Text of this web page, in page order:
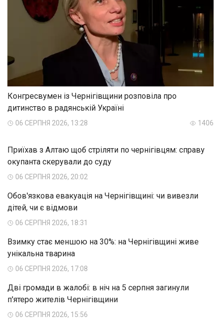
Конгресвумен із Чернігівщини розповіла про
дитинство в радянській Україні
06 СЕРПНЯ 2026, 13:28 1406
Приїхав з Алтаю щоб стріляти по чернігівцям: справу
окупанта скерували до суду
06 СЕРПНЯ 2026, 20:02
Обов'язкова евакуація на Чернігівщині: чи вивезли
дітей, чи є відмови
06 СЕРПНЯ 2026, 18:31
Взимку стає меншою на 30%: на Чернігівщині живе
унікальна тварина
06 СЕРПНЯ 2026, 17:08
Дві громади в жалобі: в ніч на 5 серпня загинули
п'ятеро жителів Чернігівщини
06 СЕРПНЯ 2026, 15:56